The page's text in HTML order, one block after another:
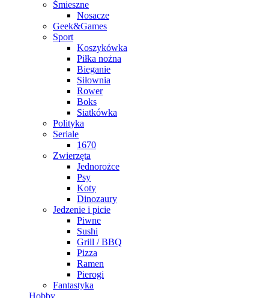
Śmieszne
Nosacze
Geek&Games
Sport
Koszykówka
Piłka nożna
Bieganie
Siłownia
Rower
Boks
Siatkówka
Polityka
Seriale
1670
Zwierzęta
Jednorożce
Psy
Koty
Dinozaury
Jedzenie i picie
Piwne
Sushi
Grill / BBQ
Pizza
Ramen
Pierogi
Fantastyka
Hobby